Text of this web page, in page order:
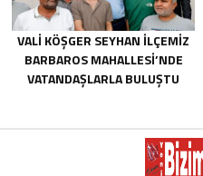
VALİ KÖŞGER SEYHAN İLÇEMİZ
BARBAROS MAHALLESİ’NDE
VATANDAŞLARLA BULUŞTU